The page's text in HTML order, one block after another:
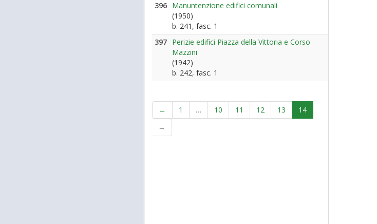
396 Manuntenzione edifici comunali
(1950)
b. 241, fasc. 1
397 Perizie edifici Piazza della Vittoria e Corso
Mazzini
(1942)
b. 242, fasc. 1
← 1 … 10 11 12 13
14
→